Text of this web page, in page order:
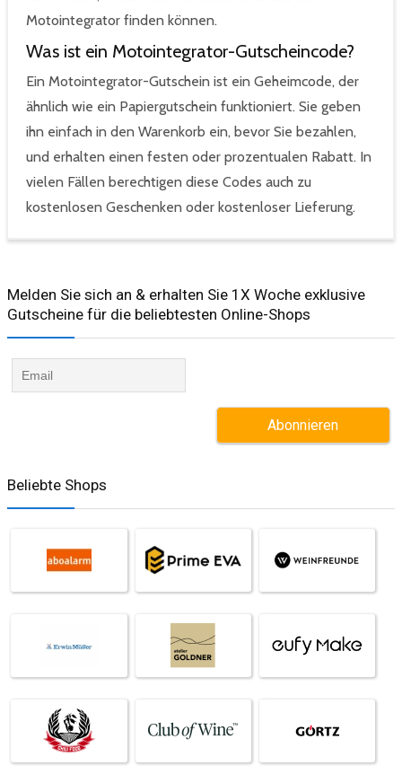
Motointegrator finden können.
Was ist ein Motointegrator-Gutscheincode?
Ein Motointegrator-Gutschein ist ein Geheimcode, der
ähnlich wie ein Papiergutschein funktioniert. Sie geben
ihn einfach in den Warenkorb ein, bevor Sie bezahlen,
und erhalten einen festen oder prozentualen Rabatt. In
vielen Fällen berechtigen diese Codes auch zu
kostenlosen Geschenken oder kostenloser Lieferung.
Melden Sie sich an & erhalten Sie 1X Woche exklusive
Gutscheine für die beliebtesten Online-Shops​
Beliebte Shops